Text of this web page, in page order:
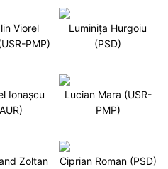
Viorel
PMP)
Luminița Hurgoiu
(PSD)
Ionașcu
Lucian Mara (USR-
PMP)
Zoltan
Ciprian Roman (PSD)